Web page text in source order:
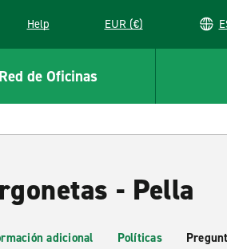
window
Help EUR (€)
Red de Oficinas
- Pella
adicional Políticas